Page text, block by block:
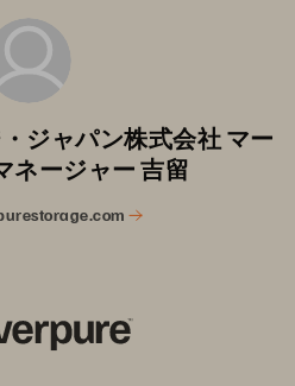
ジャパン株式会社 マー
ネージャー 吉留